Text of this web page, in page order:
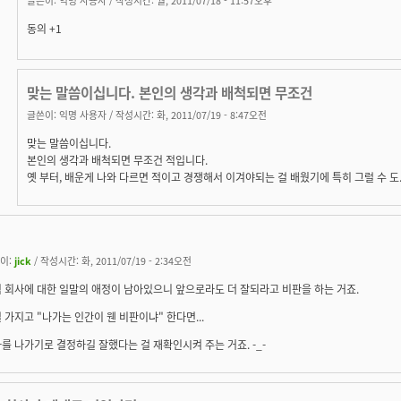
동의 +1
맞는 말씀이십니다. 본인의 생각과 배척되면 무조건
글쓴이: 익명 사용자 / 작성시간: 화, 2011/07/19 - 8:47오전
맞는 말씀이십니다.
본인의 생각과 배척되면 무조건 적입니다.
옛 부터, 배운게 나와 다르면 적이고 경쟁해서 이겨야되는 걸 배웠기에 특히 그럴 수
: jick / 작성시간: 화, 2011/07/19 - 2:34오전
회사에 대한 일말의 애정이 남아있으니 앞으로라도 더 잘되라고 비판을 하는 거죠.
가지고 "나가는 인간이 웬 비판이냐" 한다면...
나가기로 결정하길 잘했다는 걸 재확인시켜 주는 거죠. -_-